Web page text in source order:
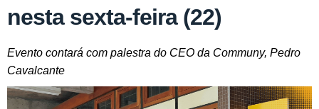
nesta sexta-feira (22)
Evento contará com palestra do CEO da Communy, Pedro
Cavalcante